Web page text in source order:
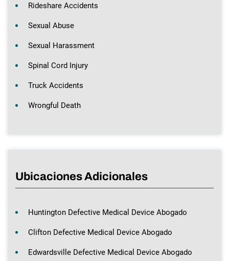
Rideshare Accidents
Sexual Abuse
Sexual Harassment
Spinal Cord Injury
Truck Accidents
Wrongful Death
Ubicaciones Adicionales
Huntington Defective Medical Device Abogado
Clifton Defective Medical Device Abogado
Edwardsville Defective Medical Device Abogado